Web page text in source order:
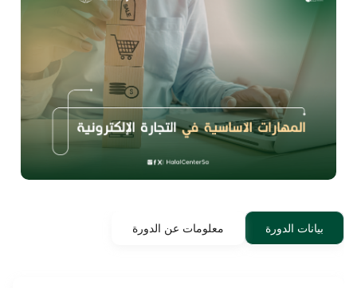
بيانات الدورة معلومات عن الدورة